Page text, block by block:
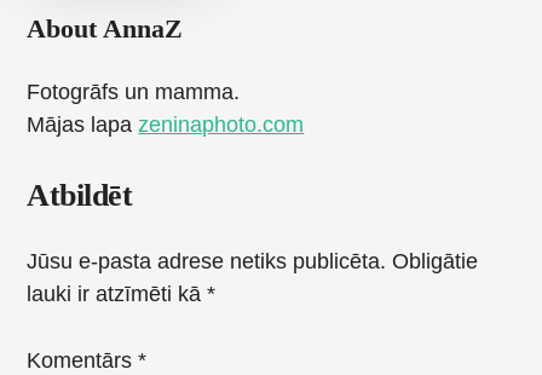
About AnnaZ
Fotogrāfs un mamma.
Mājas lapa zeninaphoto.com
Reader
Interactions
Atbildēt
Jūsu e-pasta adrese netiks publicēta. Obligātie
lauki ir atzīmēti kā*
Komentārs*